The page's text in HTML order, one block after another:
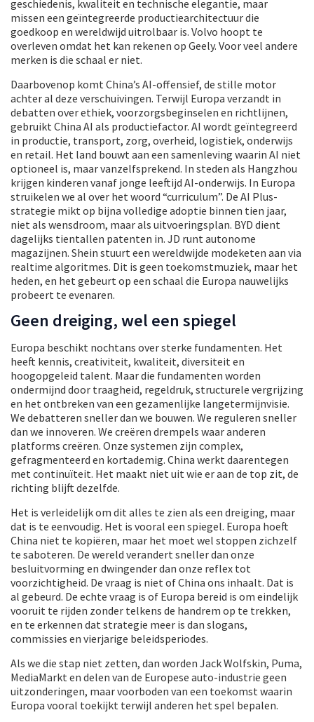
geschiedenis, kwaliteit en technische elegantie, maar
missen een geïntegreerde productiearchitectuur die
goedkoop en wereldwijd uitrolbaar is. Volvo hoopt te
overleven omdat het kan rekenen op Geely. Voor veel andere
merken is die schaal er niet.
Daarbovenop komt China’s AI-offensief, de stille motor
achter al deze verschuivingen. Terwijl Europa verzandt in
debatten over ethiek, voorzorgsbeginselen en richtlijnen,
gebruikt China AI als productiefactor. AI wordt geïntegreerd
in productie, transport, zorg, overheid, logistiek, onderwijs
en retail. Het land bouwt aan een samenleving waarin AI niet
optioneel is, maar vanzelfsprekend. In steden als Hangzhou
krijgen kinderen vanaf jonge leeftijd AI-onderwijs. In Europa
struikelen we al over het woord “curriculum”. De AI Plus-
strategie mikt op bijna volledige adoptie binnen tien jaar,
niet als wensdroom, maar als uitvoeringsplan. BYD dient
dagelijks tientallen patenten in. JD runt autonome
magazijnen. Shein stuurt een wereldwijde modeketen aan via
realtime algoritmes. Dit is geen toekomstmuziek, maar het
heden, en het gebeurt op een schaal die Europa nauwelijks
probeert te evenaren.
Geen dreiging, wel een spiegel
Europa beschikt nochtans over sterke fundamenten. Het
heeft kennis, creativiteit, kwaliteit, diversiteit en
hoogopgeleid talent. Maar die fundamenten worden
ondermijnd door traagheid, regeldruk, structurele vergrijzing
en het ontbreken van een gezamenlijke langetermijnvisie.
We debatteren sneller dan we bouwen. We reguleren sneller
dan we innoveren. We creëren drempels waar anderen
platforms creëren. Onze systemen zijn complex,
gefragmenteerd en kortademig. China werkt daarentegen
met continuïteit. Het maakt niet uit wie er aan de top zit, de
richting blijft dezelfde.
Het is verleidelijk om dit alles te zien als een dreiging, maar
dat is te eenvoudig. Het is vooral een spiegel. Europa hoeft
China niet te kopiëren, maar het moet wel stoppen zichzelf
te saboteren. De wereld verandert sneller dan onze
besluitvorming en dwingender dan onze reflex tot
voorzichtigheid. De vraag is niet of China ons inhaalt. Dat is
al gebeurd. De echte vraag is of Europa bereid is om eindelijk
vooruit te rijden zonder telkens de handrem op te trekken,
en te erkennen dat strategie meer is dan slogans,
commissies en vierjarige beleidsperiodes.
Als we die stap niet zetten, dan worden Jack Wolfskin, Puma,
MediaMarkt en delen van de Europese auto-industrie geen
uitzonderingen, maar voorboden van een toekomst waarin
Europa vooral toekijkt terwijl anderen het spel bepalen.